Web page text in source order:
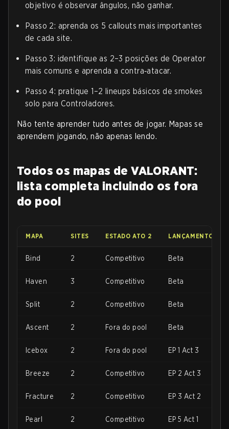
objetivo é observar ângulos, não ganhar.
Passo 2: aprenda os 5 callouts mais importantes
de cada site.
Passo 3: identifique as 2–3 posições de Operator
mais comuns e aprenda a contra‑atacar.
Passo 4: pratique 1–2 lineups básicos de smokes
solo para Controladores.
Não tente aprender tudo antes de jogar. Mapas se
aprendem jogando, não apenas lendo.
Todos os mapas de VALORANT:
lista completa incluindo os fora
do pool
MAPA SITES ESTADO ATO 2 LANÇAMENTO
Bind 2 Competitivo Beta
Haven 3 Competitivo Beta
Split 2 Competitivo Beta
Ascent 2 Fora do pool Beta
Icebox 2 Fora do pool EP 1 Act 3
Breeze 2 Competitivo EP 2 Act 3
Fracture 2 Competitivo EP 3 Act 2
Pearl 2 Competitivo EP 5 Act 1